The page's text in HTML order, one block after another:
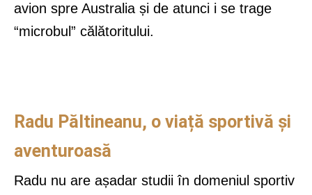
avion spre Australia și de atunci i se trage
“microbul” călătoritului.
Radu Păltineanu, o viață sportivă și
aventuroasă
Radu nu are așadar studii în domeniul sportiv